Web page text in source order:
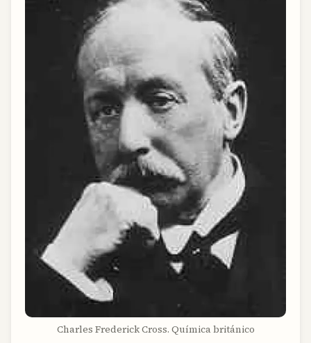
Charles Frederick Cross. Química británico